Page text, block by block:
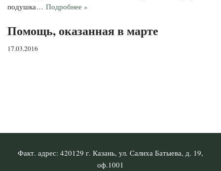
подушка… Подробнее »
Помощь, оказанная в марте
17.03.2016
Факт. адрес: 420129 г. Казань, ул. Салиха Батыева, д. 19,
оф.1001